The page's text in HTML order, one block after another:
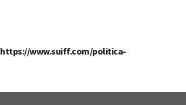
https://www.suiff.com/politica-